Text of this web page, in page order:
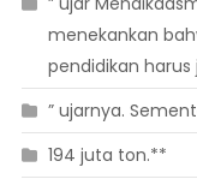
menekankan
pendidikan
” ujarnya.
194 juta ton.**